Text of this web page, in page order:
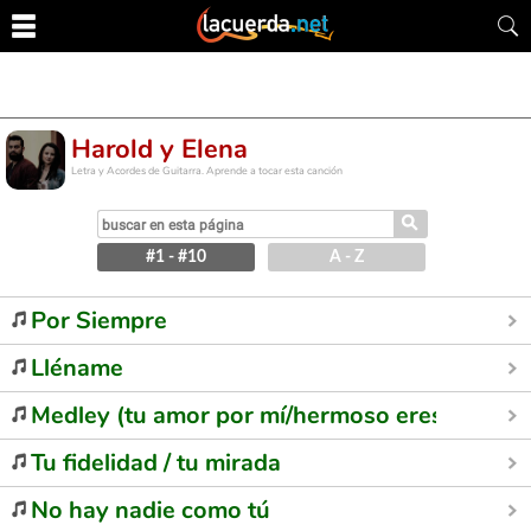
Harold y Elena
Letra y Acordes de Guitarra. Aprende a tocar esta canción
⚲
#1 - #10 A - Z
Por Siempre
Lléname
Medley (tu amor por mí/hermoso eres/tu
Tu fidelidad / tu mirada
No hay nadie como tú